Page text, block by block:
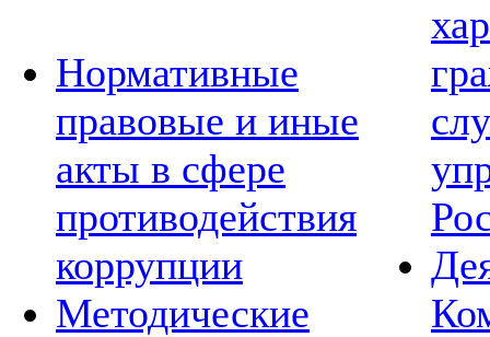
Нормативные
правовые и иные
акты в сфере
противодействия
коррупции
Методические